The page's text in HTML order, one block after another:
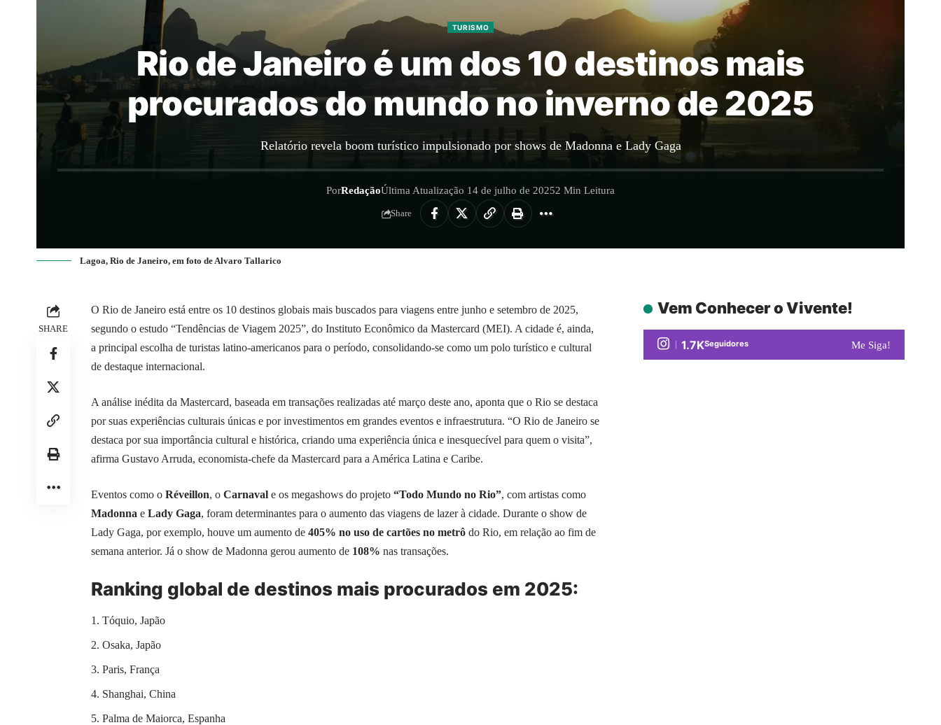
TURISMO
Rio de Janeiro é um dos 10 destinos mais
procurados do mundo no inverno de 2025
Relatório revela boom turístico impulsionado por shows de Madonna e Lady Gaga
PorRedaçãoÚltima Atualização 14 de julho de 20252 Min Leitura
Share
Lagoa, Rio de Janeiro, em foto de Alvaro Tallarico
SHARE
O Rio de Janeiro está entre os 10 destinos globais mais buscados para viagens entre junho e setembro de 2025,
segundo o estudo “Tendências de Viagem 2025”, do Instituto Econômico da Mastercard (MEI). A cidade é, ainda,
a principal escolha de turistas latino-americanos para o período, consolidando-se como um polo turístico e cultural
de destaque internacional.
A análise inédita da Mastercard, baseada em transações realizadas até março deste ano, aponta que o Rio se destaca
por suas experiências culturais únicas e por investimentos em grandes eventos e infraestrutura. “O Rio de Janeiro se
destaca por sua importância cultural e histórica, criando uma experiência única e inesquecível para quem o visita”,
afirma Gustavo Arruda, economista-chefe da Mastercard para a América Latina e Caribe.
Eventos como o Réveillon, o Carnaval e os megashows do projeto “Todo Mundo no Rio”, com artistas como
Madonna e Lady Gaga, foram determinantes para o aumento das viagens de lazer à cidade. Durante o show de
Lady Gaga, por exemplo, houve um aumento de 405% no uso de cartões no metrô do Rio, em relação ao fim de
semana anterior. Já o show de Madonna gerou aumento de 108% nas transações.
Ranking global de destinos mais procurados em 2025:
Tóquio, Japão
Osaka, Japão
Paris, França
Shanghai, China
Palma de Maiorca, Espanha
Vem Conhecer o Vivente!
1.7KSeguidores Me Siga!